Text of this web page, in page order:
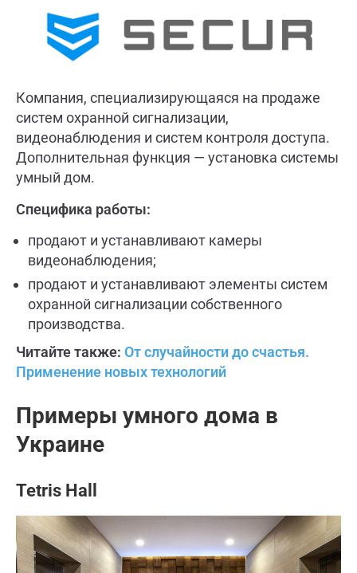
Компания, специализирующаяся на продаже
систем охранной сигнализации,
видеонаблюдения и систем контроля доступа.
Дополнительная функция — установка системы
умный дом.
Специфика работы:
продают и устанавливают камеры
видеонаблюдения;
продают и устанавливают элементы систем
охранной сигнализации собственного
производства.
Читайте также: От случайности до счастья.
Применение новых технологий
Примеры умного дома в
Украине
Tetris Hall